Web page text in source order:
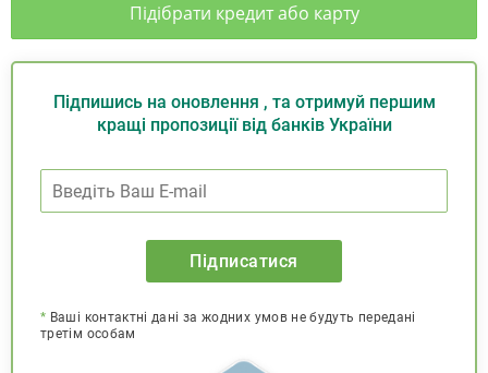
Підібрати кредит або карту
Підпишись на оновлення , та отримуй першим
кращі пропозиції від банків України
Підписатися
* Ваші контактні дані за жодних умов не будуть передані
третім особам